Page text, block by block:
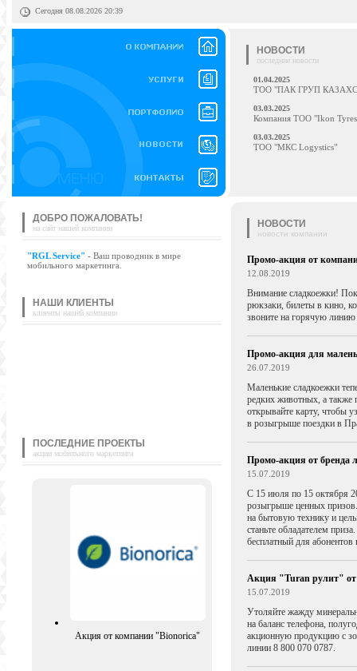
Сегодня 08.08.2026 20:39
НОВОСТИ
последние новости
01.04.2025
ТОО "ПАК ГРУП
03.03.2025
Компания ТОО "Ikon Tyres
03.03.2025
ТОО "МКС Logystics"
ДОБРО ПОЖАЛОВАТЬ!
на сайт нашей компании
"RGL Service" - Ваш проводник в мире
мобильного маркетинга.
НАШИ КЛИЕНТЫ
клиенты нашей компании
ПОСЛЕДНИЕ ПРОЕКТЫ
акции мобильного маркетинга
Акция от компании "Bionorica"
НОВОСТИ
новости компании
Промо-акция от
12.08.2019
Внимание сладкоежки!
рюкзаки, билеты в кино,
звоните на горячую
Промо-акция для
26.07.2019
Маленькие сладкоежки
редких животных, а также
открывайте карту, чтобы
в розыгрыше поездки в
Промо-акция от бренда
15.07.2019
C 15 июля по 15 октября
розыгрыше ценных
на бытовую технику и
станьте обладателем
бесплатный для
Акция "Turan рулит"
15.07.2019
Утоляйте жажду
на баланс телефона,
акционную продукцию с
линии 8 800 070 0787.